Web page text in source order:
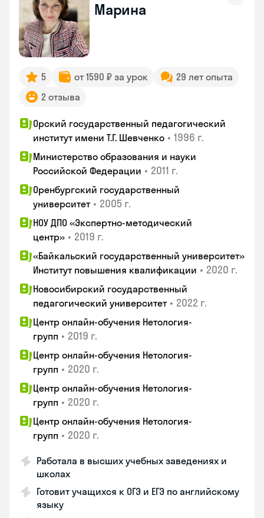
Марина
5 от 1590 ₽ за урок
29 лет опыта
2 отзыва
Орский государственный педагогический
институт имени Т.Г. Шевченко • 1996 г.
Министерство образования и науки
Российской Федерации • 2011 г.
Оренбургский государственный
университет • 2005 г.
НОУ ДПО «Экспертно-методический
центр» • 2019 г.
«Байкальский государственный университет»
Институт повышения квалификации • 2020 г.
Новосибирский государственный
педагогический университет • 2022 г.
Центр онлайн-обучения Нетология-
групп • 2019 г.
Центр онлайн-обучения Нетология-
групп • 2020 г.
Центр онлайн-обучения Нетология-
групп • 2020 г.
Центр онлайн-обучения Нетология-
групп • 2020 г.
Работала в высших учебных заведениях и
школах
Готовит учащихся к ОГЭ и ЕГЭ по английскому
языку